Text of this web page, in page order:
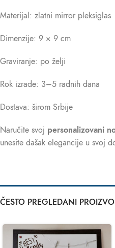
Materijal: zlatni mirror pleksiglas
Dimenzije: 9 × 9 cm
Graviranje: po želji
Rok izrade: 3–5 radnih dana
Dostava: širom Srbije
Naručite svoj personalizovani
unesite dašak elegancije u svoj
ČESTO PREGLEDANI